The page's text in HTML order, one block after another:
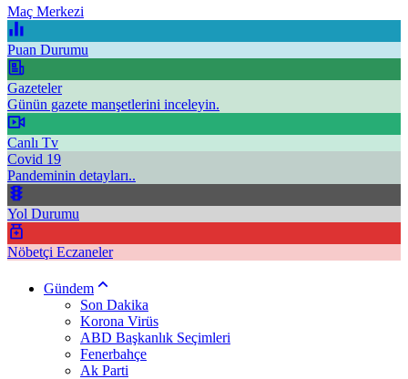
Maç Merkezi
Puan Durumu
Gazeteler
Günün gazete manşetlerini inceleyin.
Canlı Tv
Covid 19
Pandeminin detayları..
Yol Durumu
Nöbetçi Eczaneler
Gündem
Son Dakika
Korona Virüs
ABD Başkanlık Seçimleri
Fenerbahçe
Ak Parti